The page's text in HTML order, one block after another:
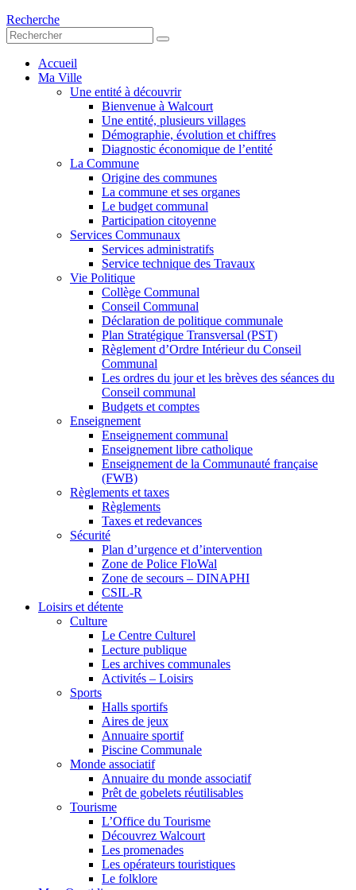
Recherche
Accueil
Ma Ville
Une entité à découvrir
Bienvenue à Walcourt
Une entité, plusieurs villages
Démographie, évolution et chiffres
Diagnostic économique de l’entité
La Commune
Origine des communes
La commune et ses organes
Le budget communal
Participation citoyenne
Services Communaux
Services administratifs
Service technique des Travaux
Vie Politique
Collège Communal
Conseil Communal
Déclaration de politique communale
Plan Stratégique Transversal (PST)
Règlement d’Ordre Intérieur du Conseil
Communal
Les ordres du jour et les brèves des séances du
Conseil communal
Budgets et comptes
Enseignement
Enseignement communal
Enseignement libre catholique
Enseignement de la Communauté française
(FWB)
Règlements et taxes
Règlements
Taxes et redevances
Sécurité
Plan d’urgence et d’intervention
Zone de Police FloWal
Zone de secours – DINAPHI
CSIL-R
Loisirs et détente
Culture
Le Centre Culturel
Lecture publique
Les archives communales
Activités – Loisirs
Sports
Halls sportifs
Aires de jeux
Annuaire sportif
Piscine Communale
Monde associatif
Annuaire du monde associatif
Prêt de gobelets réutilisables
Tourisme
L’Office du Tourisme
Découvrez Walcourt
Les promenades
Les opérateurs touristiques
Le folklore